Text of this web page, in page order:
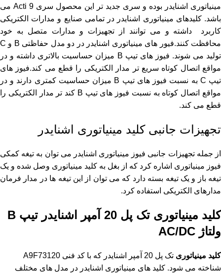
مینیاتوری اشنایدر بوده و سری جدید تر این محصول سری Acti 9 می
باشد. کلیدهای مینیاتوری اشنایدر در تمامی صنایع و مدارات الکتریکی
کاربرد داشته و می توانند از تجهیزات و مدارات متصل به خود
محافظت کنند.فیور های مینیاتوری اشنایدر در دو مدل حفاظتی B و C
تولید می شوند. فیوز های تیپ B میزان حساسیت بالاتری داشته و در
مواقع اتصال کوتاه سریع تر مدار الکتریکی را قطع می کند.فیوز های
تیپ C به نسبت فیوز های تیپ B میزان حساسیت کمتری دارند و در
مواقع اتصال کوتاه به نسبت فیوز های تیپ B کند تر مدار الکتریکی را
قطع می کند.
تجهیزات جانبی کلید مینیاتوری اشنایدر
از جمله تجهیزات جانبی فیوز مینیاتوری اشنایدر می توان به تیغه کمکی
فیوز مینیاتوری اشاره کرد که از بغل به کلید مینیاتوری وصل شده و یک
تیغه باز و یک تیغه بسته دارد که می توان از این تیغه ها در مدار فرمان
مدارهای الکتریکی استفاده کرد.
کلید مینیاتوری تک پل 20 آمپر اشنایدر
تیپ B
ولتاژ AC/DC
کلید مینیاتوری
تک پل 20 آمپر اشنایدر که با کد فنی A9F73120
شناخته می شود. کلید های مینیاتوری اشنایدر در مدل های مختلف